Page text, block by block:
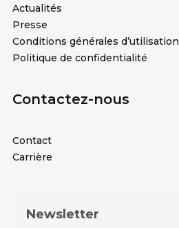
Actualités
Presse
Conditions générales d’utilisation
Politique de confidentialité
Contactez-nous
Contact
Carrière
Newsletter